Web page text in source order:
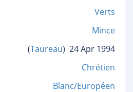
Verts
Mince
(Taureau) 24 Apr 1994
Chrétien
Blanc/Européen